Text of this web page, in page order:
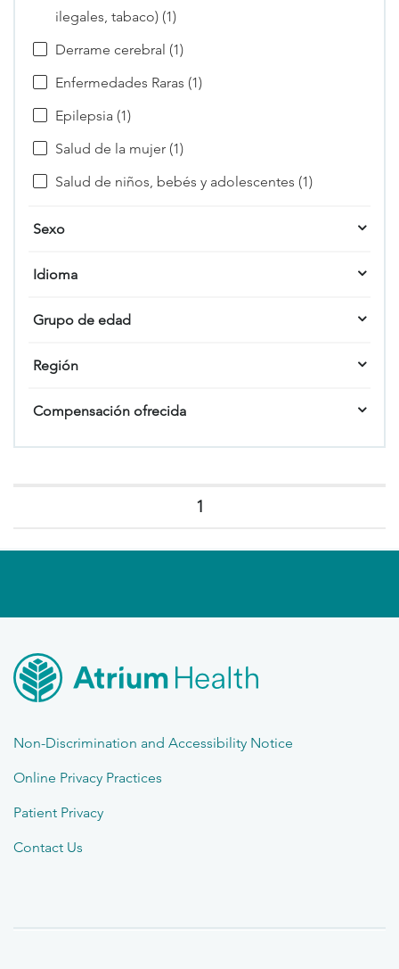
ilegales, tabaco) (1)
Derrame cerebral (1)
Enfermedades Raras (1)
Epilepsia (1)
Salud de la mujer (1)
Salud de niños, bebés y adolescentes (1)
Sexo
Idioma
Grupo de edad
Región
Compensación ofrecida
1
Non-Discrimination and Accessibility Notice
Online Privacy Practices
Patient Privacy
Contact Us